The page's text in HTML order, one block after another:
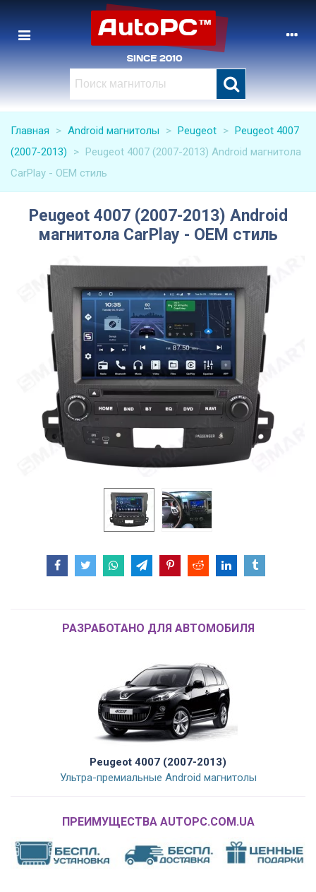
Главная > Android магнитолы > Peugeot > Peugeot 4007
(2007-2013)
> Peugeot 4007 (2007-2013) Android магнитола
CarPlay - OEM стиль
Peugeot 4007 (2007-2013) Android
магнитола CarPlay - OEM стиль
РАЗРАБОТАНО ДЛЯ АВТОМОБИЛЯ
Peugeot 4007 (2007-2013)
Ультра-премиальные Android магнитолы
ПРЕИМУЩЕСТВА AUTOPC.COM.UA